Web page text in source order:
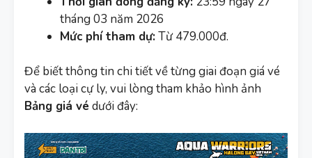
tháng 03 năm 2026
Mức phí tham dự:Từ 479.000đ.
Để biết thông tin chi tiết về từng giai đoạn giá vé
và các loại cự ly, vui lòng tham khảo hình ảnh
Bảng giá vé dưới đây: